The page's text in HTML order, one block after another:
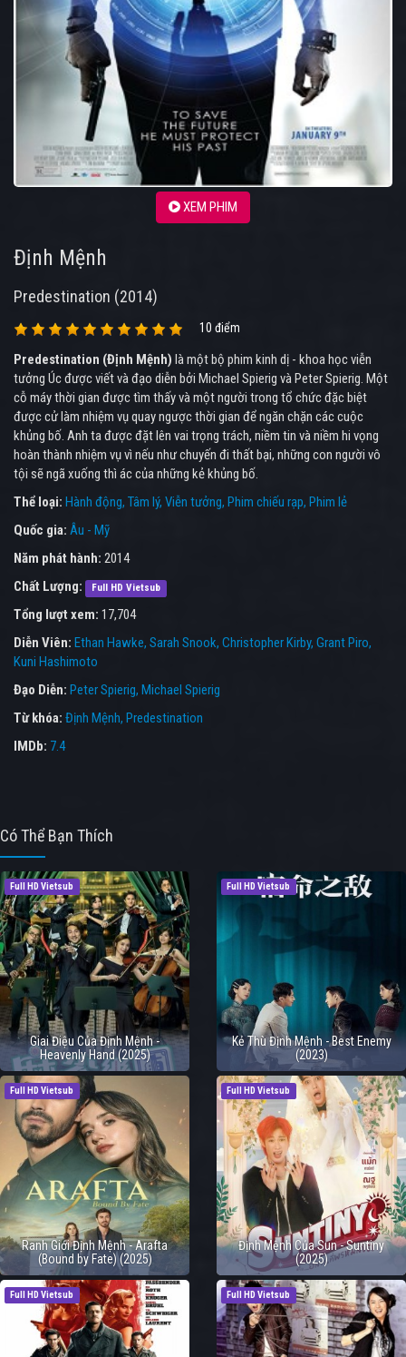
XEM PHIM
Định Mệnh
Predestination (2014)
10 điểm
Predestination (Định Mệnh) là một bộ phim kinh dị - khoa học viễn
tưởng Úc được viết và đạo diễn bởi Michael Spierig và Peter Spierig. Một
cỗ máy thời gian được tìm thấy và một người trong tổ chức đặc biệt
được cử làm nhiệm vụ quay ngược thời gian để ngăn chặn các cuộc
khủng bố. Anh ta được đặt lên vai trọng trách, niềm tin và niềm hi vọng
hoàn thành nhiệm vụ vì nếu như chuyến đi thất bại, những con người vô
tội sẽ ngã xuống thì ác của những kẻ khủng bố.
Thể loại: Hành động Tâm lý Viễn tưởng Phim chiếu rạp Phim lẻ
Quốc gia: Âu - Mỹ
Năm phát hành: 2014
Chất Lượng:
Full HD Vietsub
Tổng lượt xem: 17,704
Diễn Viên: Ethan Hawke Sarah Snook Christopher Kirby Grant Piro
Kuni Hashimoto
Đạo Diễn: Peter Spierig Michael Spierig
Từ khóa: Định Mệnh, Predestination
IMDb: 7.4
Có Thể Bạn Thích
Full HD Vietsub
Giai Điệu Của Định Mệnh -
Heavenly Hand (2025)
Full HD Vietsub
Kẻ Thù Định Mệnh - Best Enemy
(2023)
Full HD Vietsub
Ranh Giới Định Mệnh - Arafta
(Bound by Fate) (2025)
Full HD Vietsub
Định Mệnh Của Sun - Suntiny
(2025)
Full HD Vietsub Full HD Vietsub